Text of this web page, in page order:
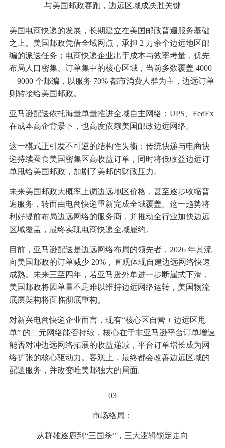
与美国邮政赛跑，边远区域成决胜关键
美国电商快递的发展，长期建立在美国邮政普遍服务基础
之上。美国邮政凭借全域网点，承担 2 万余个边远地区邮
编的派送任务；电商快递企业出于成本与效率考量，优先
布局人口密集、订单集中的核心区域，当前多数覆盖 4000
—9000 个邮编，以服务 70% 都市消费人群为主，边远订单
则转接给美国邮政。
亚马逊配送依托海量单量推进全域自主网络；UPS、FedEx
在成本高企背景下，也高度依赖美国邮政边远网络。
这一模式正引发不可逆的结构性失衡：传统快递与电商快
递持续蚕食美国密集区高收益订单，同时将低收益边远订
单甩给美国邮政，加剧了美邮的财政压力。
未来美国邮政大概率上调边远地区价格，甚至逐步收缩普
遍服务，转而由电商快递重新完成全域覆盖。这一趋势将
利好提前布局边远网络的服务商，并推动全行业加快边远
区域覆盖，最终实现电商快递全域履约。
目前，亚马逊配送是边远网络布局的领先者，2026 年其流
向美国邮政的订单减少 20%，直观体现自建边远网络快速
成熟。未来三至四年，若亚马逊外单进一步断崖式下滑，
美国邮政将因单量不足难以维持边远网络运转，美国物流
底层架构将面临彻底重构。
对新兴电商快递企业而言，现有“核心区自营 + 边远区甩
单” 的二元网络能否持续，核心在于非亚马逊平台订单增速
能否对冲边远网络拓展的收益递减，平台订单增长成为网
络扩张的核心驱动力。客观上，最终都会改善边远区域的
配送服务，并改变唯美邮独大的局面。
03
市场格局：
从群雄逐鹿到“三国杀”，三大逻辑锁定走向